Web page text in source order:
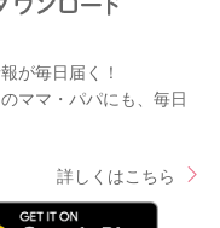
が毎日届く！
ママ・パパにも、毎日
詳しくはこちら